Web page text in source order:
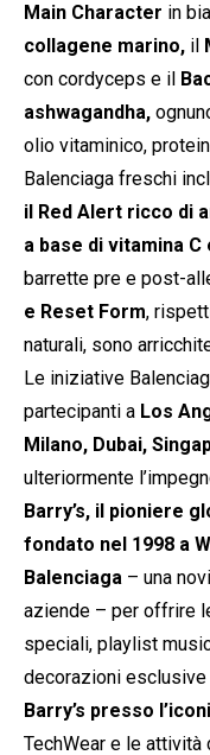
Main Character in
collagene marino, il
con cordyceps e il
ashwagandha,
olio vitaminico,
Balenciaga freschi
il Red Alert ricco di
a base di vitamina C
barrette pre e post-
e Reset Form,
naturali, sono
Le iniziative
partecipanti a Los
Milano, Dubai,
ulteriormente
Barry’s, il pioniere
fondato nel 1998 a
Balenciaga – una
aziende – per offrire
speciali, playlist
decorazioni
Barry’s presso
TechWear e le attività